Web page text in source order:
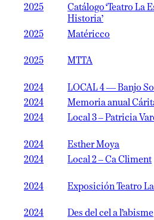
2025
Catálogo ‘Teatro La
Historia’
2025 Matéricco
2025
MTTA
2024
LOCAL 4 — Banjo
2024
Memoria anual
2024
Local 3 – Patricia
2024
Esther Moya
2024
Local 2 – Ca Climent
2024
Exposición Teatro
2024
Des del cel a l’abisme